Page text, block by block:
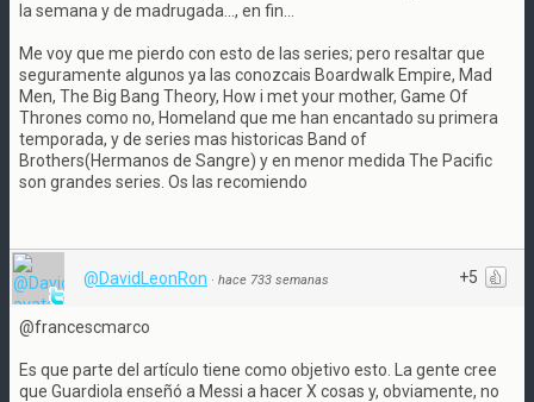
la semana y de madrugada..., en fin...
Me voy que me pierdo con esto de las series; pero resaltar que
seguramente algunos ya las conozcais Boardwalk Empire, Mad
Men, The Big Bang Theory, How i met your mother, Game Of
Thrones como no, Homeland que me han encantado su primera
temporada, y de series mas historicas Band of
Brothers(Hermanos de Sangre) y en menor medida The Pacific
son grandes series. Os las recomiendo
+5
@DavidLeonRon · hace 733 semanas
@francescmarco
Es que parte del artículo tiene como objetivo esto. La gente cree
que Guardiola enseñó a Messi a hacer X cosas y, obviamente, no